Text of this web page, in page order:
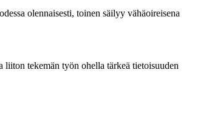
olennaisesti, toinen säilyy vähäoireisena
tekemän työn ohella tärkeä tietoisuuden